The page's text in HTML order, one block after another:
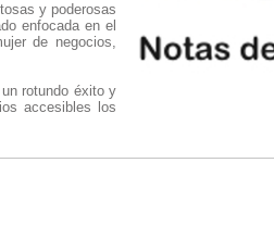
y poderosas
enfocada en el
de negocios,
rotundo éxito y
accesibles los